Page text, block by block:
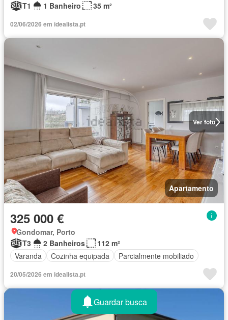
T1
1 Banheiro 35 m²
02/06/2026 em idealista.pt
Ver foto
Apartamento
325 000 €
Gondomar, Porto
T3
2 Banheiros
112 m²
Varanda
Cozinha equipada Parcialmente mobiliado
20/05/2026 em idealista.pt
Guardar busca